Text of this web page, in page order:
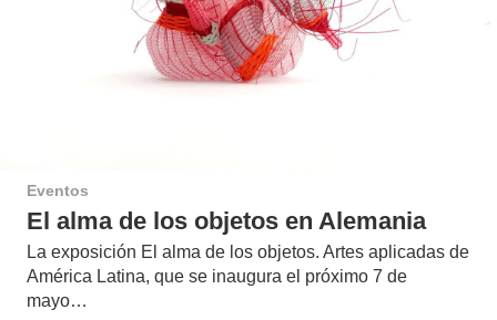
Eventos
El alma de los objetos en Alemania
La exposición El alma de los objetos. Artes aplicadas de
América Latina, que se inaugura el próximo 7 de
mayo…